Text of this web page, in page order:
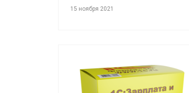
15 ноября 2021